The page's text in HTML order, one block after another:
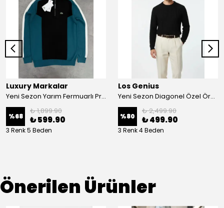
Luxury Markalar
Yeni Sezon Yarım Fermuarlı Premium Özel Yarım Fermuarlı Triko
%68
₺ 1,899.90
₺ 599.90
3 Renk 5 Beden
Los Genius
Yeni Sezon Diagonel Özel Örgü Kalın Pamuk Kazak
%80
₺ 2,499.90
₺ 499.90
3 Renk 4 Beden
Önerilen Ürünler